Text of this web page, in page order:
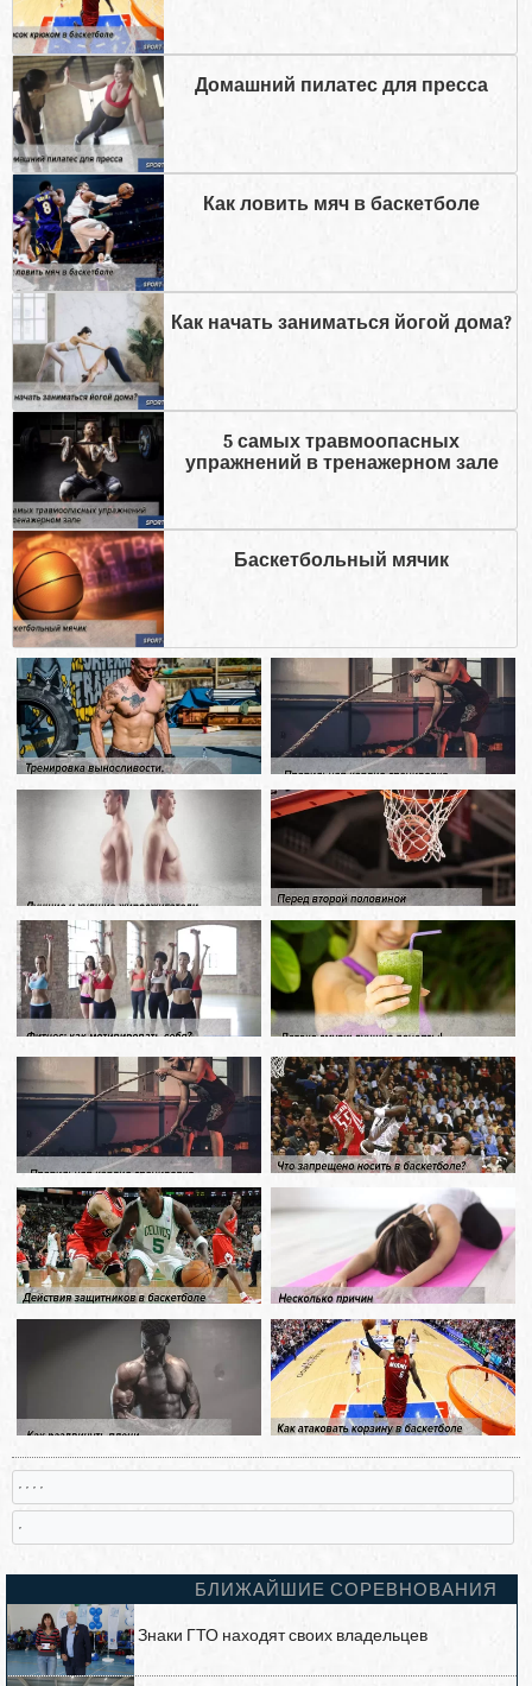
Домашний пилатес для пресса
Как ловить мяч в баскетболе
Как начать заниматься йогой дома?
5 самых травмоопасных
упражнений в тренажерном зале
Баскетбольный мячик
, , , ,
,
БЛИЖАЙШИЕ СОРЕВНОВАНИЯ
Знаки ГТО находят своих владельцев